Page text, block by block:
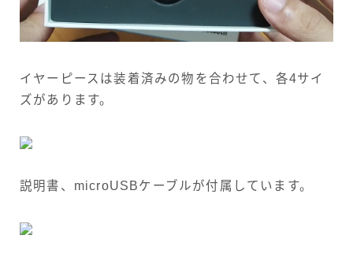
イヤーピースは装着済みの物を合わせて、各4サイ
ズがあります。
説明書、microUSBケーブルが付属しています。